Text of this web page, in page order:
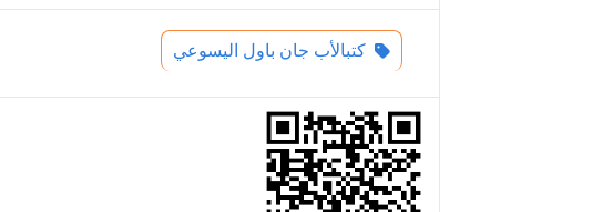
كتبالأب جان باول اليسوعي